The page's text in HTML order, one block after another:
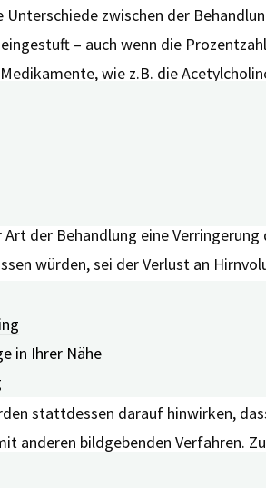
in Ihrer Nähe
zwischen der
– auch wenn die
wie z.B. die
von Donanemab bestätigt.
In den Studien waren
(ARIA-H) im Gehirn betroffen.
im Verlauf von selbst auflösen
der Behandlung eine
würden, sei der Verlust an
Forschungsgruppe keine
stattdessen darauf hinwirken,
anderen bildgebenden Verfahren.
zu machen.